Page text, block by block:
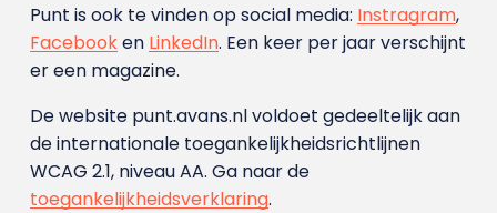
Punt is ook te vinden op social media: Instragram,
Facebooken LinkedIn. Een keer per jaar verschijnt
er een magazine.
De website punt.avans.nl voldoet gedeeltelijk aan
de internationale toegankelijkheidsrichtlijnen
WCAG 2.1, niveau AA. Ga naar de
toegankelijkheidsverklaring.